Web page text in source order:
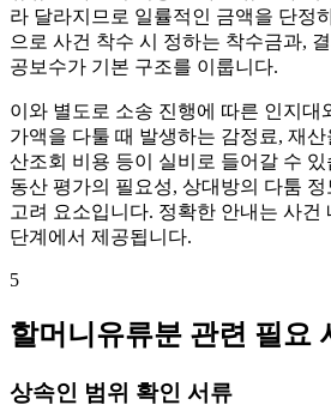
라 달라지므로 일률적인 금액을 단정
으로 사건 착수 시 정하는 착수금과,
공보수가 기본 구조를 이룹니다.
이와 별도로 소송 진행에 따른 인지대
가액을 다툴 때 발생하는 감정료, 재
산조회 비용 등이 실비로 들어갈 수
동산 평가의 필요성, 상대방의 다툼
고려 요소입니다. 정확한 안내는 사건
단계에서 제공됩니다.
5
할머니유류분 관련 필요
상속인 범위 확인 서류